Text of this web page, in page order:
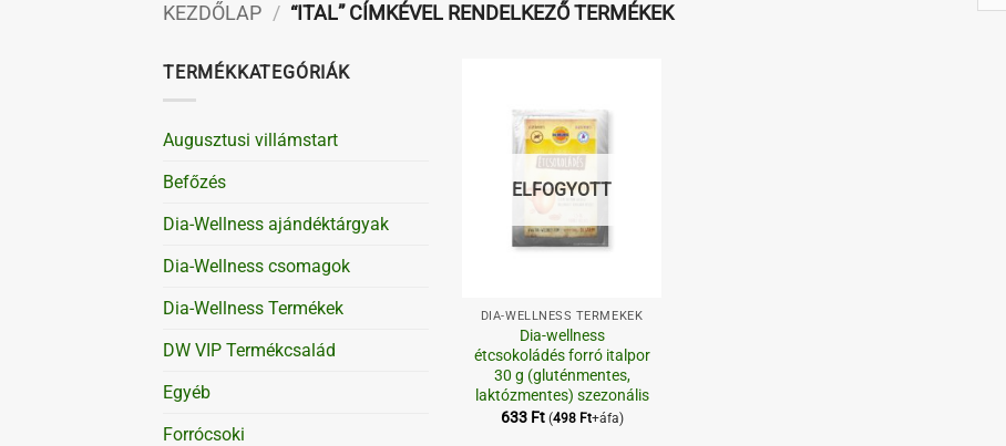
KEZDŐLAP / “ITAL” CÍMKÉVEL RENDELKEZŐ TERMÉKEK
TERMÉKKATEGÓRIÁK
Augusztusi villámstart
Befőzés
Dia-Wellness ajándéktárgyak
Dia-Wellness csomagok
Dia-Wellness Termékek
DW VIP Termékcsalád
Egyéb
Forrócsoki
Kedvenceimhez
ELFOGYOTT
DIA-WELLNESS TERMÉKEK
Dia-wellness
étcsokoládés forró italpor
30 g (gluténmentes,
laktózmentes) szezonális
633 Ft (498 Ft+áfa)